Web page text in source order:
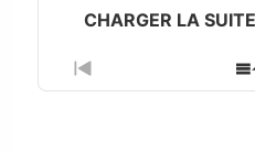
Previous
Episode